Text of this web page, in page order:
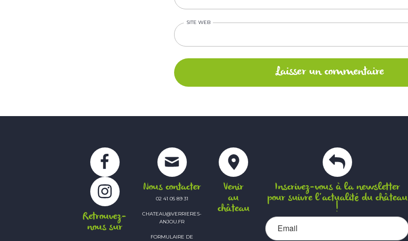
SITE WEB
Retrouvez-
nous sur
Facebook
Instagram Nous contacter
02 41 05 89 31
CHATEAU@VERRIERES-
ANJOU.FR
FORMULAIRE DE
Venir
au
château
Inscrivez-vous à la newsletter
pour suivre l’actualité du château
!